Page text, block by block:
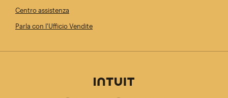
Centro assistenza
Parla con l'Ufficio Vendite